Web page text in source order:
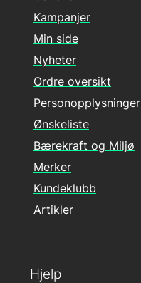
Hjelp
Kampanjer
Min side
Nyheter
Ordre oversikt
Personopplysninger
Ønskeliste
Bærekraft og Miljø
Merker
Kundeklubb
Artikler